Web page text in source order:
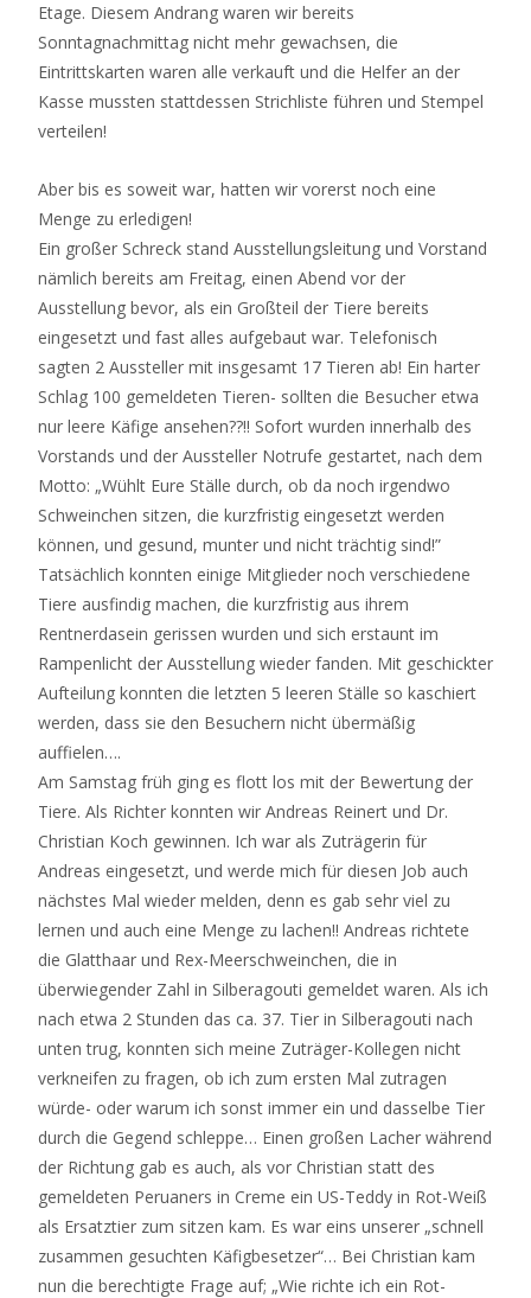
Etage. Diesem Andrang waren wir bereits
Sonntagnachmittag nicht mehr gewachsen, die
Eintrittskarten waren alle verkauft und die Helfer an der
Kasse mussten stattdessen Strichliste führen und Stempel
verteilen!
Aber bis es soweit war, hatten wir vorerst noch eine
Menge zu erledigen!
Ein großer Schreck stand Ausstellungsleitung und Vorstand
nämlich bereits am Freitag, einen Abend vor der
Ausstellung bevor, als ein Großteil der Tiere bereits
eingesetzt und fast alles aufgebaut war. Telefonisch
sagten 2 Aussteller mit insgesamt 17 Tieren ab! Ein harter
Schlag 100 gemeldeten Tieren- sollten die Besucher etwa
nur leere Käfige ansehen??!! Sofort wurden innerhalb des
Vorstands und der Aussteller Notrufe gestartet, nach dem
Motto: „Wühlt Eure Ställe durch, ob da noch irgendwo
Schweinchen sitzen, die kurzfristig eingesetzt werden
können, und gesund, munter und nicht trächtig sind!”
Tatsächlich konnten einige Mitglieder noch verschiedene
Tiere ausfindig machen, die kurzfristig aus ihrem
Rentnerdasein gerissen wurden und sich erstaunt im
Rampenlicht der Ausstellung wieder fanden. Mit geschickter
Aufteilung konnten die letzten 5 leeren Ställe so kaschiert
werden, dass sie den Besuchern nicht übermäßig
auffielen….
Am Samstag früh ging es flott los mit der Bewertung der
Tiere. Als Richter konnten wir Andreas Reinert und Dr.
Christian Koch gewinnen. Ich war als Zuträgerin für
Andreas eingesetzt, und werde mich für diesen Job auch
nächstes Mal wieder melden, denn es gab sehr viel zu
lernen und auch eine Menge zu lachen!! Andreas richtete
die Glatthaar und Rex-Meerschweinchen, die in
überwiegender Zahl in Silberagouti gemeldet waren. Als ich
nach etwa 2 Stunden das ca. 37. Tier in Silberagouti nach
unten trug, konnten sich meine Zuträger-Kollegen nicht
verkneifen zu fragen, ob ich zum ersten Mal zutragen
würde- oder warum ich sonst immer ein und dasselbe Tier
durch die Gegend schleppe… Einen großen Lacher während
der Richtung gab es auch, als vor Christian statt des
gemeldeten Peruaners in Creme ein US-Teddy in Rot-Weiß
als Ersatztier zum sitzen kam. Es war eins unserer „schnell
zusammen gesuchten Käfigbesetzer“… Bei Christian kam
nun die berechtigte Frage auf; „Wie richte ich ein Rot-